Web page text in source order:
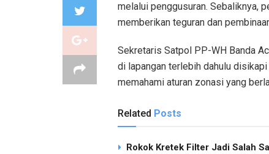
melalui penggusuran. Sebaliknya,
memberikan teguran dan
Sekretaris Satpol PP-WH Banda
di lapangan terlebih dahulu
memahami aturan zonasi yang
Related Posts
Rokok Kretek Filter Jadi Salah